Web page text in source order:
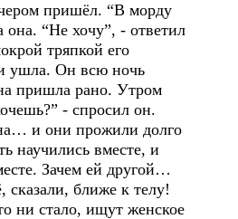
пришёл. “В морду
она. “Не хочу”, - ответил
тряпкой его
ушла. Он всю ночь
пришла рано. Утром
- спросил он.
и они прожили долго
научились вместе, и
Зачем ей другой…
ближе к телу!
ни стало, ищут женское